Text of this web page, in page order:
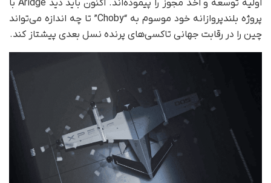
اولیه‌ توسعه و اخذ مجوز را پیموده‌اند. اکنون باید دید Aridge با
پروژه‌ بلندپروازانه‌ خود موسوم به “Choby” تا چه اندازه می‌تواند
چین را در رقابت جهانی تاکسی‌های پرنده‌ نسل بعدی پیشتاز کند.